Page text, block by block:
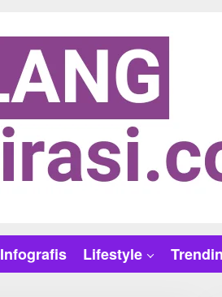
Infografis Lifestyle